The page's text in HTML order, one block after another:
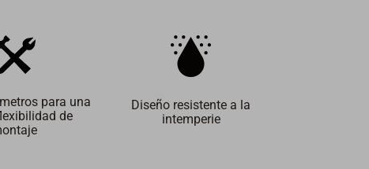
para una
de
Diseño resistente a la
intemperie